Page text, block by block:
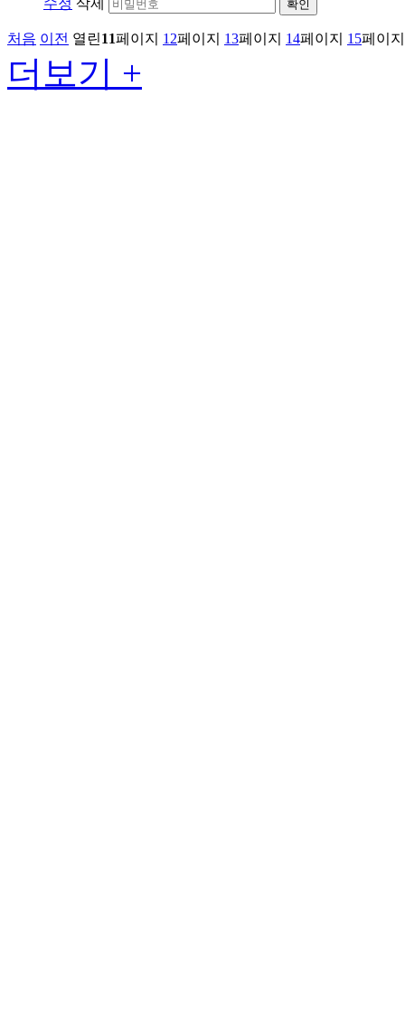
수정 삭제 확인
처음 이전 열린11페이지 12페이지 13페이지 14페이지 15페이지
더보기 +